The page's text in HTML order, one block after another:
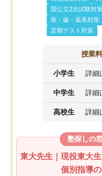
国公立2次試験対
医・歯・薬系対策
定期テスト対策
授業
小学生 詳細
中学生 詳細
高校生 詳細
塾探しの
東大先生｜現役東大
個別指導